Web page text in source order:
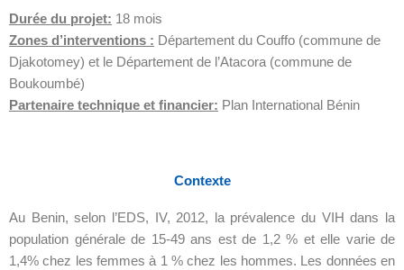
Durée du projet: 18 mois
Zones d’interventions : Département du Couffo (commune de
Djakotomey) et le Département de l’Atacora (commune de
Boukoumbé)
Partenaire technique et financier: Plan International Bénin
Contexte
Au Benin, selon l’EDS, IV, 2012, la prévalence du VIH dans la
population générale de 15-49 ans est de 1,2 % et elle varie de
1,4% chez les femmes à 1 % chez les hommes. Les données en